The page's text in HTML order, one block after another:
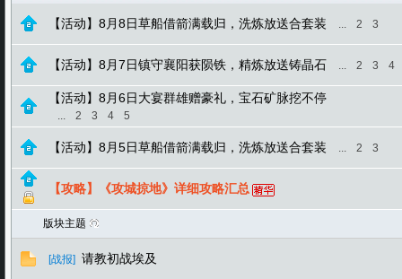
【活动】8月8日草船借箭满载归，洗炼放送合套装 ... 2 3
【活动】8月7日镇守襄阳获陨铁，精炼放送铸晶石 ... 2 3 4
【活动】8月6日大宴群雄赠豪礼，宝石矿脉挖不停
... 2 3 4 5
【活动】8月5日草船借箭满载归，洗炼放送合套装 ... 2 3
【攻略】《攻城掠地》详细攻略汇总
版块主题
[战报] 请教初战埃及